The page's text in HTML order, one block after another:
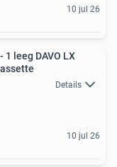
10 jul 26
leeg DAVO LX
Details
10 jul 26